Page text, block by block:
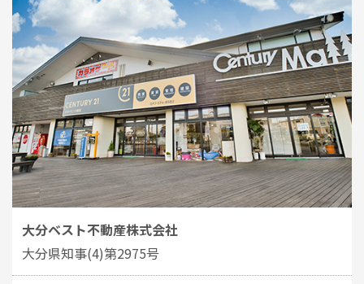
大分ベスト不動産株式会社
大分県知事(4)第2975号